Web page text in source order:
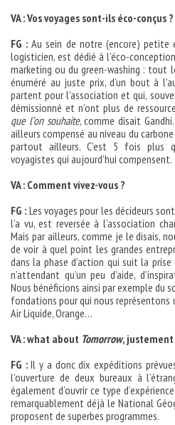
VA : Vos voyages sont-ils éco-conçus ?
FG :Au sein de notre (encore) petite
logisticien, est dédié à l’éco-
marketing ou du green-washing : tout
énuméré au juste prix, d’un bout à
partent pour l’association et qui,
démissionné et n’ont plus de
que l’on souhaite, comme disait
ailleurs compensé au niveau du
partout ailleurs. C’est 5 fois plus
voyagistes qui aujourd’hui compensent.
VA : Comment vivez-vous ?
FG : Les voyages pour les décideurs
l’a vu, est reversée à l’association
Mais par ailleurs, comme je le disais,
de voir à quel point les grandes
dans la phase d’action qui suit la
n’attendant qu’un peu d’aide,
Nous bénéficions ainsi par exemple du
fondations pour qui nous représentons
Air Liquide, Orange…
VA : what about Tomorrow, justement
FG :Il y a donc dix expéditions
l’ouverture de deux bureaux à
également d’ouvrir ce type
remarquablement déjà le National
proposent de superbes programmes.